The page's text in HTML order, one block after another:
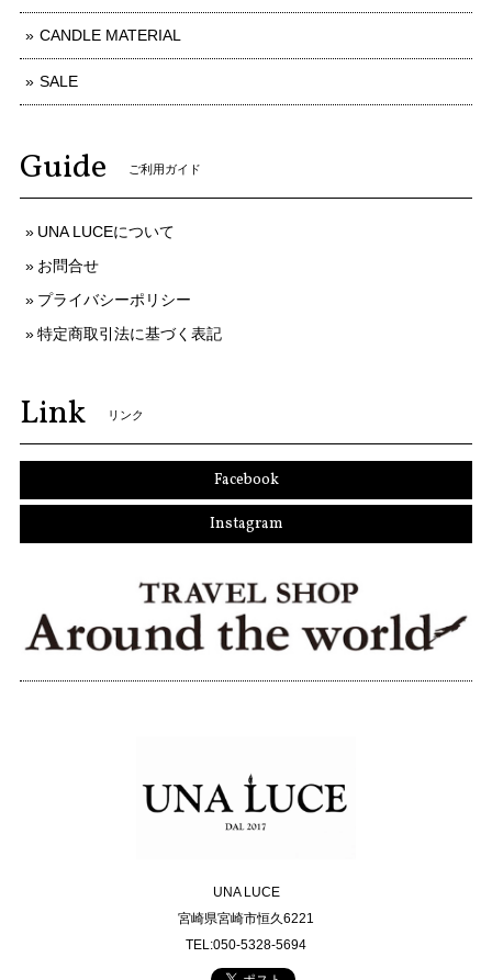
CANDLE MATERIAL
SALE
Guide ご利用ガイド
UNA LUCEについて
お問合せ
プライバシーポリシー
特定商取引法に基づく表記
Link リンク
Facebook
Instagram
UNA LUCE
宮崎県宮崎市恒久6221
TEL:050-5328-5694